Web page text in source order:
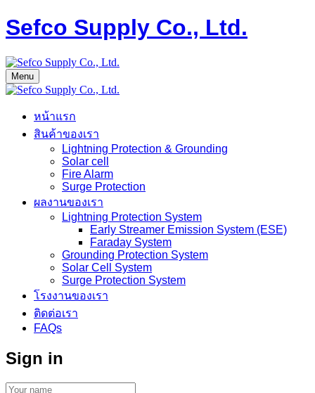
Sefco Supply Co., Ltd.
Menu
หน้าแรก
สินค้าของเรา
Lightning Protection & Grounding
Solar cell
Fire Alarm
Surge Protection
ผลงานของเรา
Lightning Protection System
Early Streamer Emission System (ESE)
Faraday System
Grounding Protection System
Solar Cell System
Surge Protection System
โรงงานของเรา
ติดต่อเรา
FAQs
Sign in